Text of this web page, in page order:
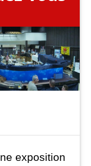
exposition